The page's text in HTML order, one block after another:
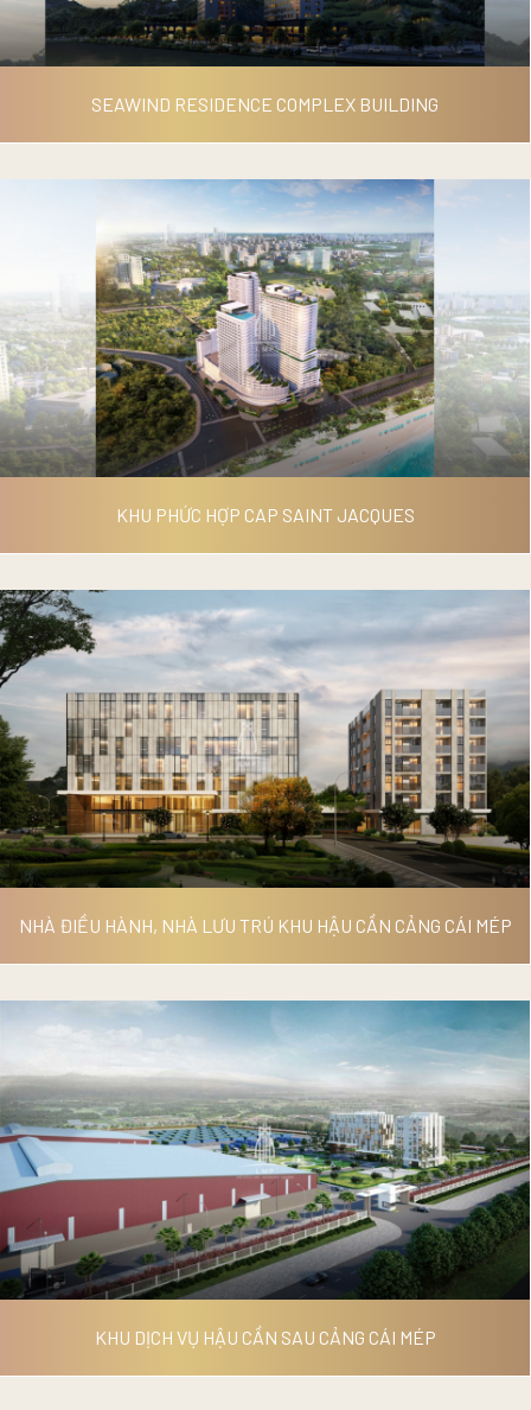
SEAWIND RESIDENCE COMPLEX BUILDING
SEAWIND RESIDENCE
COMPLEX BUILDING
KHU PHỨC HỢP CAP SAINT JACQUES
KHU PHỨC HỢP CAP SAINT
JACQUES
NHÀ ĐIỀU HÀNH, NHÀ LƯU TRÚ KHU HẬU CẦN CẢNG CÁI MÉP
NHÀ ĐIỀU HÀNH, NHÀ LƯU TRÚ
KHU HẬU CẦN CẢNG CÁI MÉP
KHU DỊCH VỤ HẬU CẦN SAU CẢNG CÁI MÉP